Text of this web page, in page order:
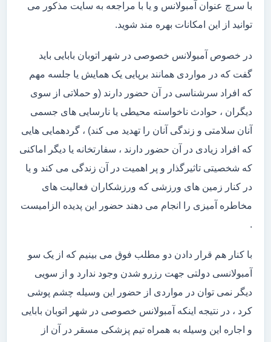
با سرچ عنوان آمبولانس و یا با مراجعه به سایت مذکور می
توانید از این امکانات بهره مند شوید.
در خصوص آمبولانس خصوصی در شهر اتوبان بابایی باید
گفت که در مواردی همانند برپایی یک همایش یا جلسه مهم
که افراد سرشناسی در آن حضور دارند (و حملاتی از سوی
دیگران ، حوادث ناخواسته محیطی یا نارسایی های جسمی
آنان سلامتی و زندگی آنان را تهدید می کند) ، گردهمایی هایی
که افراد زیادی در آن حضور دارند ، سفارتخانه یا دیگر اماکنی
که شخصیتی تاثیرگذار و پر اهمیت در آن زندگی می کند و یا
در کنار زمین های ورزشی که ورزشکاران فعالیت های
مخاطره آمیزی را انجام می دهند حضور این پدیده الزامیست
.
با کنار هم قرار دادن دو مطلب فوق می بینیم که از یک سو
آمبولانسی دولتی جهت رزرو شدن وجود ندارد و از سویی
دیگر نمی توان در مواردی از حضور این وسیله چشم پوشی
کرد ، در نتیجه اینکه آمبولانس خصوصی در شهر اتوبان بابایی
و اجاره این وسیله به همراه تیم پزشکی مسقر در آن از